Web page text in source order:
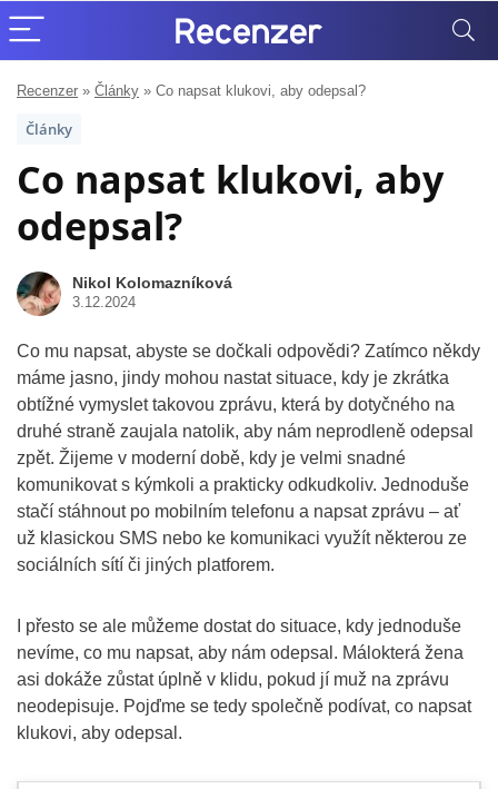
Recenzer » Články » Co napsat klukovi, aby odepsal?
Články
Co napsat klukovi, aby
odepsal?
Nikol Kolomazníková
3.12.2024
Co mu napsat, abyste se dočkali odpovědi? Zatímco někdy
máme jasno, jindy mohou nastat situace, kdy je zkrátka
obtížné vymyslet takovou zprávu, která by dotyčného na
druhé straně zaujala natolik, aby nám neprodleně odepsal
zpět. Žijeme v moderní době, kdy je velmi snadné
komunikovat s kýmkoli a prakticky odkudkoliv. Jednoduše
stačí stáhnout po mobilním telefonu a napsat zprávu – ať
už klasickou SMS nebo ke komunikaci využít některou ze
sociálních sítí či jiných platforem.
I přesto se ale můžeme dostat do situace, kdy jednoduše
nevíme, co mu napsat, aby nám odepsal. Málokterá žena
asi dokáže zůstat úplně v klidu, pokud jí muž na zprávu
neodepisuje. Pojďme se tedy společně podívat, co napsat
klukovi, aby odepsal.